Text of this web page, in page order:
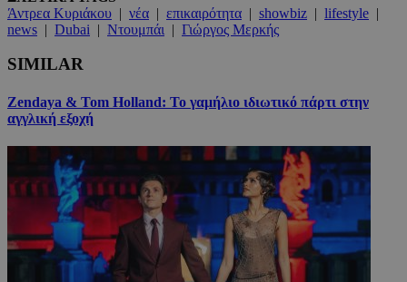
Άντρεα Κυριάκου | νέα | επικαιρότητα | showbiz | lifestyle |
news | Dubai | Ντουμπάι | Γιώργος Μερκής
SIMILAR
Zendaya & Tom Holland: Το γαμήλιο ιδιωτικό πάρτι στην
αγγλική εξοχή